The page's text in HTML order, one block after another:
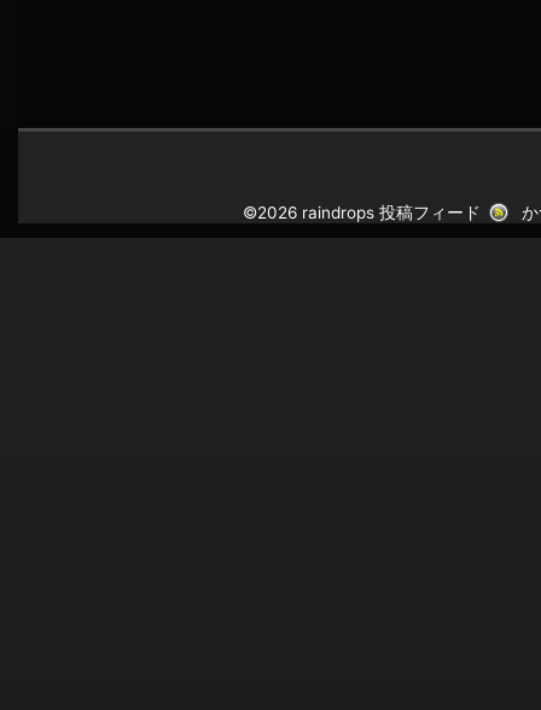
©2026 raindrops投稿フィード